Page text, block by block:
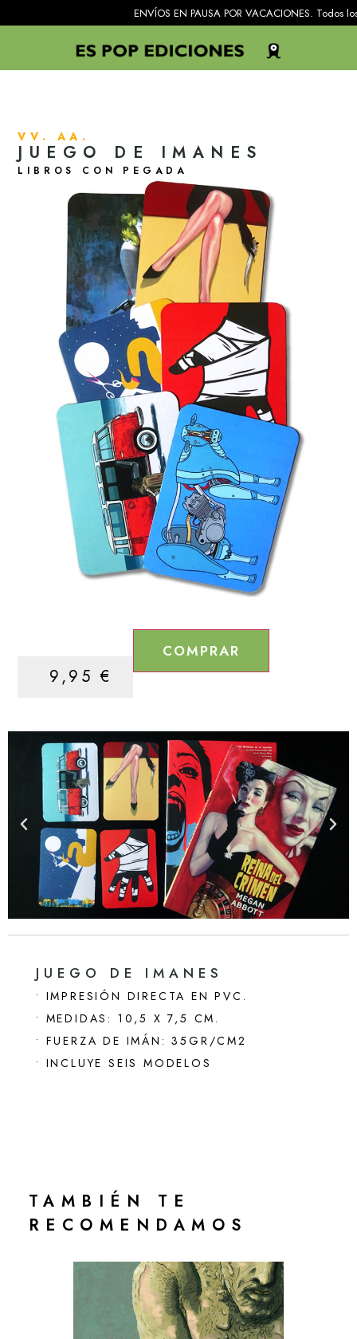
ENVÍOS EN PAUSA POR VACACIONES. Todos los
VV. AA.
JUEGO DE IMANES
LIBROS CON PEGADA
9,95€
COMPRAR
JUEGO DE IMANES
• IMPRESIÓN DIRECTA EN PVC.
• MEDIDAS: 10,5 X 7,5 CM.
• FUERZA DE IMÁN: 35GR/CM2
• INCLUYE SEIS MODELOS
TAMBIÉN TE
RECOMENDAMOS